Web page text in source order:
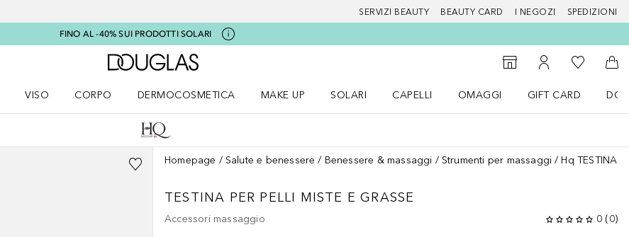
SERVIZI BEAUTY BEAUTY CARD I NEGOZI SPEDIZIONI
FINO AL -40% SUI PRODOTTI SOLARI
A Douglas Home
StorefinderAl Mio Account
Alla Mia
Al
VISO
CORPO
DERMOCOSMETICA
MAKE UP
SOLARI
CAPELLI
OMAGGI
GIFT CARD
Homepage Salute e benessere Benessere & massaggi Strumenti per massaggi Hq TESTINA
TESTINA PER PELLI MISTE E GRASSE
Accessori massaggio 0 (0)